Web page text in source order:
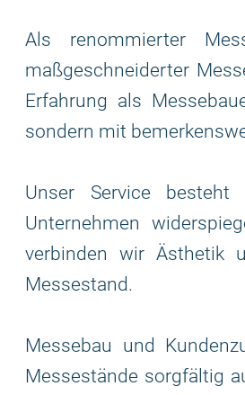
Als renommierter
maßgeschneiderter
Erfahrung als
sondern mit
Unser Service
Unternehmen
verbinden wir Ästhetik
Messestand.
Messebau und
Messestände sorgfältig